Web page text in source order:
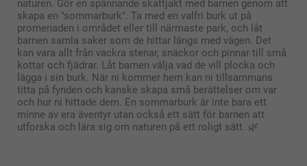
naturen. Gör en spännande skattjakt med barnen genom att
skapa en "sommarburk". Ta med en valfri burk ut på
promenaden i området eller till närmaste park, och låt
barnen samla saker som de hittar längs med vägen. Det
kan vara allt från vackra stenar, snäckor och pinnar till små
kottar och fjädrar. Låt barnen välja vad de vill plocka och
lägga i sin burk. När ni kommer hem kan ni tillsammans
titta på fynden och kanske skapa små berättelser om var
och hur ni hittade dem. En sommarburk är inte bara ett
minne av era äventyr utan också ett sätt för barnen att
utforska och lära sig om naturen på ett roligt sätt. 🌿